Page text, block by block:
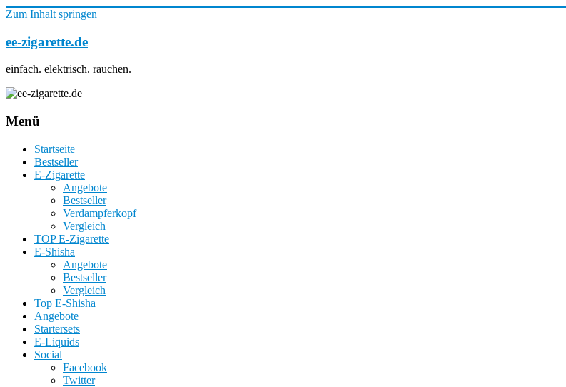
Zum Inhalt springen
ee-zigarette.de
einfach. elektrisch. rauchen.
Menü
Startseite
Bestseller
E-Zigarette
Angebote
Bestseller
Verdampferkopf
Vergleich
TOP E-Zigarette
E-Shisha
Angebote
Bestseller
Vergleich
Top E-Shisha
Angebote
Startersets
E-Liquids
Social
Facebook
Twitter